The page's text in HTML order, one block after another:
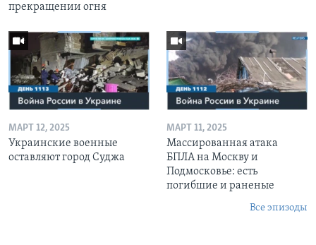
прекращении огня
МАРТ 12, 2025
Украинские военные
оставляют город Суджа
МАРТ 11, 2025
Массированная атака
БПЛА на Москву и
Подмосковье: есть
погибшие и раненые
Все эпизоды